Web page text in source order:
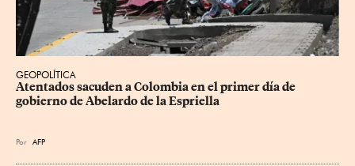
GEOPOLÍTICA
Atentados sacuden a Colombia en el primer día de
gobierno de Abelardo de la Espriella
Por AFP